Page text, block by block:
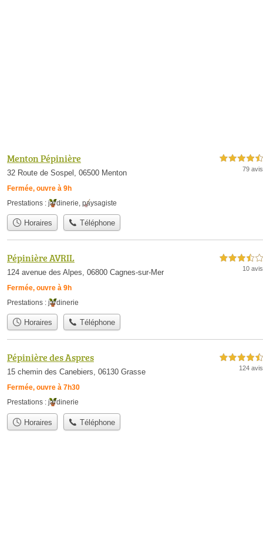
Menton Pépinière
32 Route de Sospel, 06500 Menton
Fermée, ouvre à 9h
4,5 étoiles sur 5
79 avis
Prestations : jardinerie paysagiste
Horaires Téléphone
Pépinière AVRIL
124 avenue des Alpes, 06800 Cagnes-sur-Mer
Fermée, ouvre à 9h
3,5 étoiles sur 5
10 avis
Prestations : jardinerie
Horaires Téléphone
Pépinière des Aspres
15 chemin des Canebiers, 06130 Grasse
Fermée, ouvre à 7h30
4,5 étoiles sur 5
124 avis
Prestations : jardinerie
Horaires Téléphone